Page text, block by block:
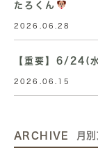
たろくん
2026.06.28
【重要】6/24(
2026.06.15
ARCHIVE 月